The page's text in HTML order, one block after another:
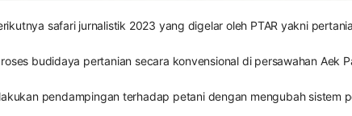
safari jurnalistik 2023 yang digelar oleh PTAR yakni
budidaya pertanian secara konvensional di persawahan Aek
pendampingan terhadap petani dengan mengubah sistem